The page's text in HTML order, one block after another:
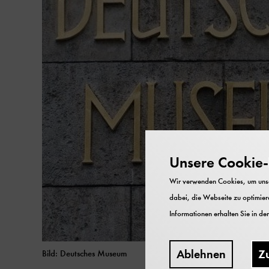
Bild: Deutsches Museum
Unsere
Wir verwenden Cookies, um
dabei, die Webseite zu
Informationen erhalten Sie in der
Ablehnen